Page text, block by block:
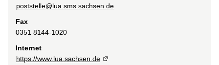
poststelle@lua.sms.sachsen.de
Fax
0351 8144-1020
Internet
https://www.lua.sachsen.de